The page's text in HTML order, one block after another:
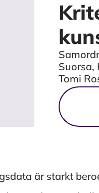
Suorsa,
Tomi
är starkt